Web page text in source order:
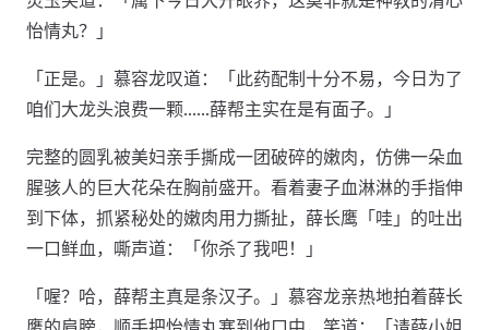
怡情丸？」
「正是。」慕容龙叹道：「此药配制十分不易，今日为了
咱们大龙头浪费一颗……薛帮主实在是有面子。」
完整的圆乳被美妇亲手撕成一团破碎的嫩肉，仿佛一朵血
腥骇人的巨大花朵在胸前盛开。看着妻子血淋淋的手指伸
到下体，抓紧秘处的嫩肉用力撕扯，薛长鹰「哇」的吐出
一口鲜血，嘶声道：「你杀了我吧！」
「喔？哈，薛帮主真是条汉子。」慕容龙亲热地拍着薛长